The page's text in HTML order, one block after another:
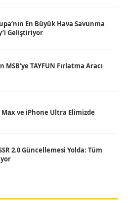
En Büyük Hava Savunma
Geliştiriyor
MSB’ye TAYFUN Fırlatma Aracı
Max ve iPhone Ultra Elimizde
2.0 Güncellemesi Yolda: Tüm